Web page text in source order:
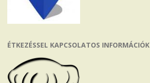
ÉTKEZÉSSEL KAPCSOLATOS INFORMÁCIÓK